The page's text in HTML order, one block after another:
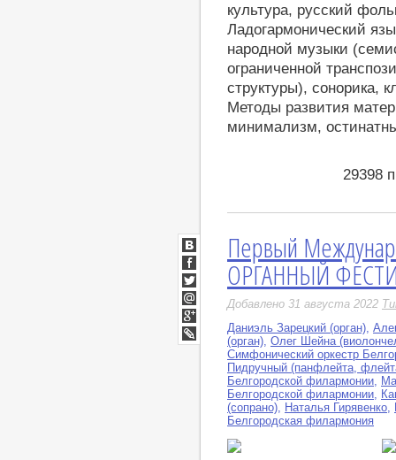
культура, русский
Ладогармонический
народной музыки
ограниченной
структуры), сонорика,
Методы развития
минимализм,
29398
Первый
ОРГАННЫЙ
Добавлено 31 августа 2022
Даниэль Зарецкий (орган),
(орган), Олег Шейна
Симфонический оркестр
Пидручный (панфлейта,
Белгородской филармонии,
Белгородской филармонии,
(сопрано), Наталья Гирявенко,
Белгородская филармония
ВКонтакте
Facebook
Twitter
Мой
Мир
Google+
LiveJournal